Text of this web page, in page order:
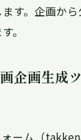
す。企画か
。
企画生成
ーム（